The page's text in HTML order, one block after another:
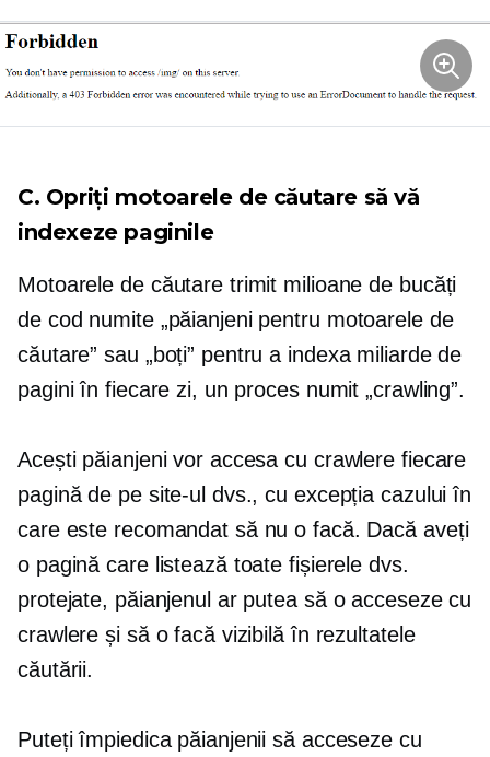
C. Opriți motoarele de căutare să vă
indexeze paginile
Motoarele de căutare trimit milioane de bucăți
de cod numite „păianjeni pentru motoarele de
căutare” sau „boți” pentru a indexa miliarde de
pagini în fiecare zi, un proces numit „crawling”.
Acești păianjeni vor accesa cu crawlere fiecare
pagină de pe site-ul dvs., cu excepția cazului în
care este recomandat să nu o facă. Dacă aveți
o pagină care listează toate fișierele dvs.
protejate, păianjenul ar putea să o acceseze cu
crawlere și să o facă vizibilă în rezultatele
căutării.
Puteți împiedica păianjenii să acceseze cu